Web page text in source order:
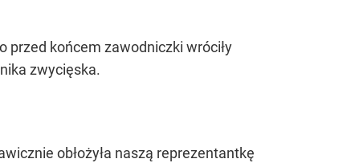
przed końcem zawodniczki wróciły
zwycięska.
obłożyła naszą reprezentantkę